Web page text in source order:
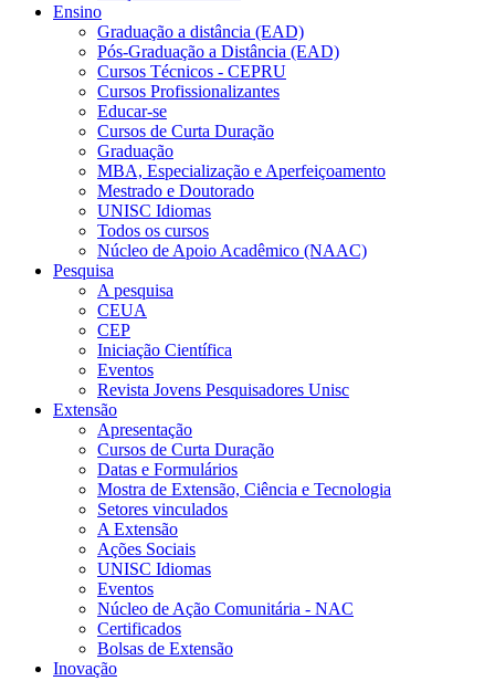
Ensino
Graduação a distância (EAD)
Pós-Graduação a Distância (EAD)
Cursos Técnicos - CEPRU
Cursos Profissionalizantes
Educar-se
Cursos de Curta Duração
Graduação
MBA, Especialização e Aperfeiçoamento
Mestrado e Doutorado
UNISC Idiomas
Todos os cursos
Núcleo de Apoio Acadêmico (NAAC)
Pesquisa
A pesquisa
CEUA
CEP
Iniciação Científica
Eventos
Revista Jovens Pesquisadores Unisc
Extensão
Apresentação
Cursos de Curta Duração
Datas e Formulários
Mostra de Extensão, Ciência e Tecnologia
Setores vinculados
A Extensão
Ações Sociais
UNISC Idiomas
Eventos
Núcleo de Ação Comunitária - NAC
Certificados
Bolsas de Extensão
Inovação